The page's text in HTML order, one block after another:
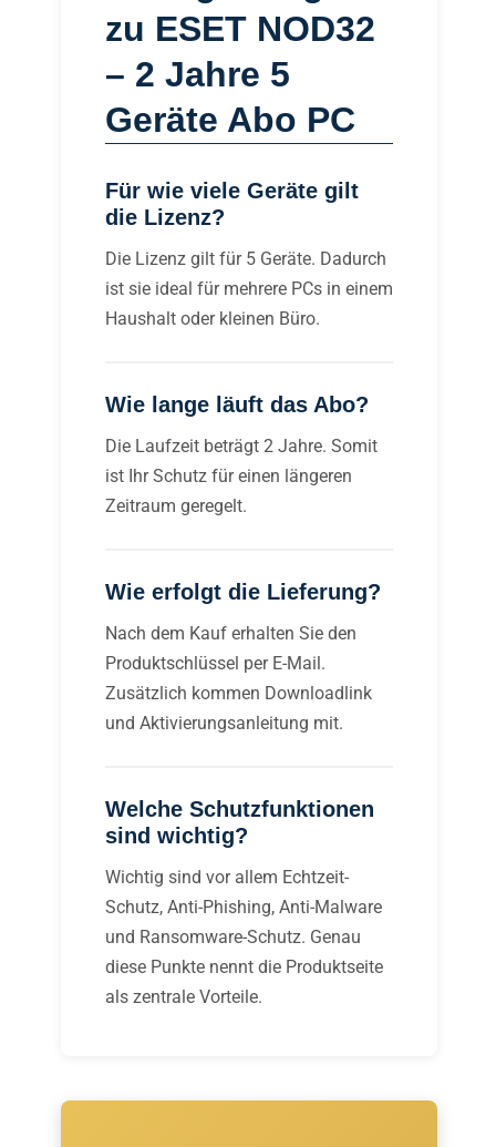
zu ESET NOD32
– 2 Jahre 5
Geräte Abo PC
Für wie viele Geräte gilt
die Lizenz?
Die Lizenz gilt für 5 Geräte. Dadurch
ist sie ideal für mehrere PCs in einem
Haushalt oder kleinen Büro.
Wie lange läuft das Abo?
Die Laufzeit beträgt 2 Jahre. Somit
ist Ihr Schutz für einen längeren
Zeitraum geregelt.
Wie erfolgt die Lieferung?
Nach dem Kauf erhalten Sie den
Produktschlüssel per E-Mail.
Zusätzlich kommen Downloadlink
und Aktivierungsanleitung mit.
Welche Schutzfunktionen
sind wichtig?
Wichtig sind vor allem Echtzeit-
Schutz, Anti-Phishing, Anti-Malware
und Ransomware-Schutz. Genau
diese Punkte nennt die Produktseite
als zentrale Vorteile.